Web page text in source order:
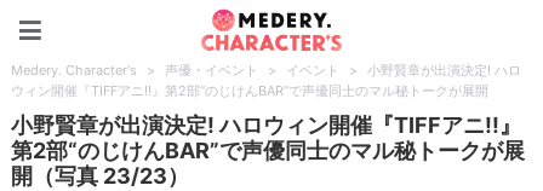
Medery. Character's > 声優・イベント > イベント >
小野賢章が出演決定! ハロ
ウィン開催『TIFFアニ!!』第2部“のじけんBAR”で声優同士のマル秘トークが展開
小野賢章が出演決定! ハロウィン開催『TIFFアニ!!』
第2部“のじけんBAR”で声優同士のマル秘トークが展
開（写真 23/23）